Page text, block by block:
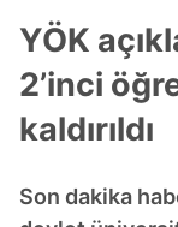
YÖK
2’inci
kaldırıldı
Son dakika